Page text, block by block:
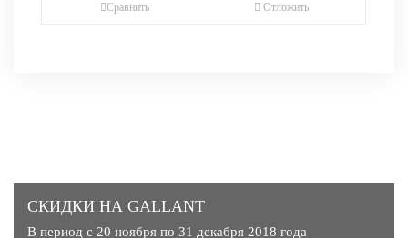
Сравнить Отложить
СКИДКИ НА GALLANT
В период с 20 ноября по 31 декабря 2018 года